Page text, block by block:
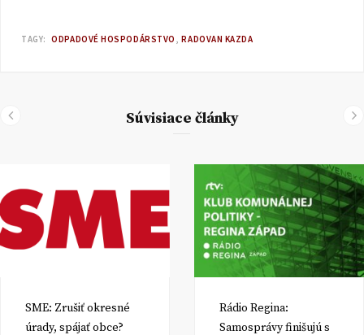
TAGY: ODPADOVÉ HOSPODÁRSTVO RADOVAN KAZDA
Súvisiace články
SME: Zrušiť okresné
úrady, spájať obce?
Rádio Regina:
Samosprávy finišujú s